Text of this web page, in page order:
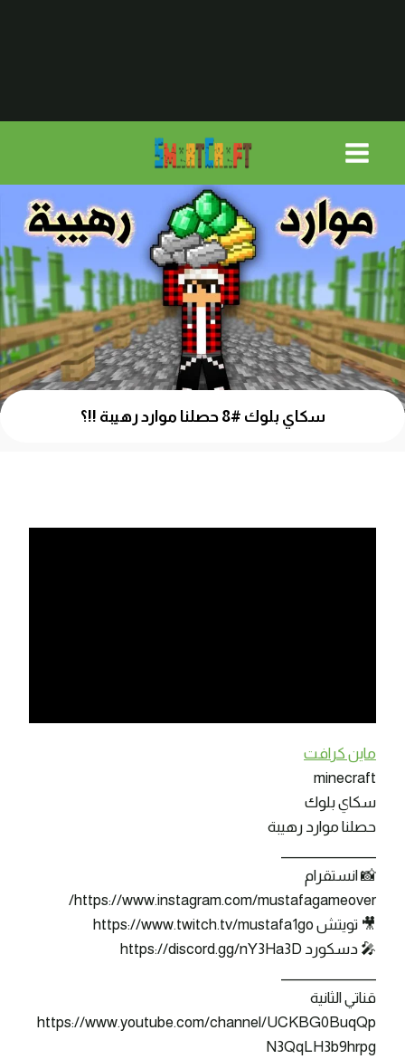
سكاي بلوك #8 حصلنا موارد رهيبة !!؟
ماين كرافت
minecraft
سكاي بلوك
حصلنا موارد رهيبة
📸 انستقرام
https://www.instagram.com/mustafagameover/
🎥 تويتش https://www.twitch.tv/mustafa1go
🎤 دسكورد https://discord.gg/nY3Ha3D
قناتي الثانية
https://www.youtube.com/channel/UCKBG0BuqQp
N3QqLH3b9hrpg